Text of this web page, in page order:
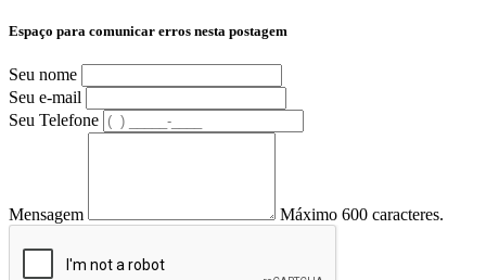
Espaço para comunicar erros nesta postagem
Seu nome
Seu e-mail
Seu Telefone
Mensagem Máximo 600 caracteres.